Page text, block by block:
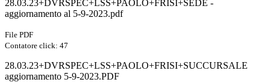
28.03.23+DVRSPEC+LSS+PAOLO+FRISI+SEDE -
aggiornamento al 5-9-2023.pdf
File PDF
Contatore click: 47
28.03.23+DVRSPEC+LSS+PAOLO+FRISI+SUCCURSALE
aggiornamento 5-9-2023.PDF